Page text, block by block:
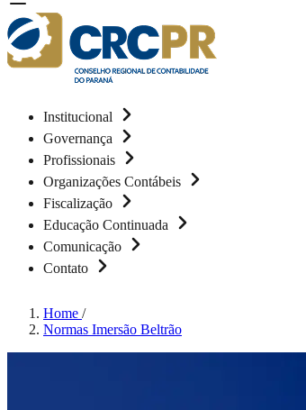
Institucional
Governança
Profissionais
Organizações Contábeis
Fiscalização
Educação Continuada
Comunicação
Contato
Home /
Normas Imersão Beltrão